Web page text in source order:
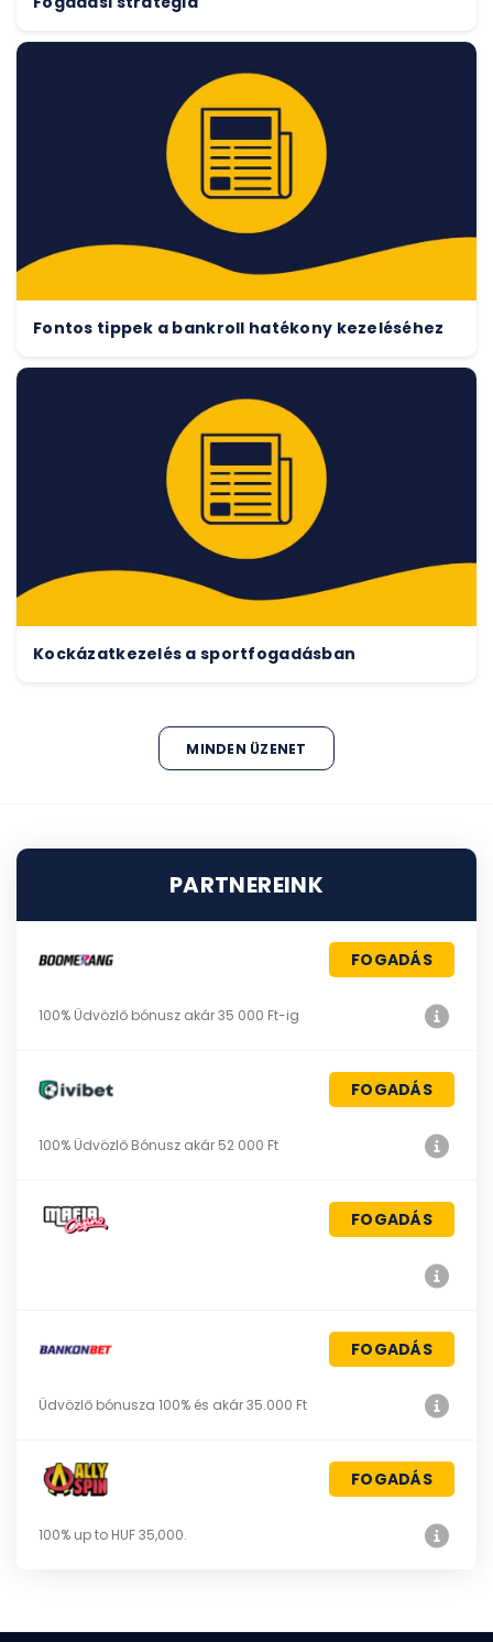
Fontos tippek a bankroll hatékony kezeléséhez
Kockázatkezelés a sportfogadásban
MINDEN ÜZENET
PARTNEREINK
FOGADÁS
100% Üdvözlő bónusz akár 35 000 Ft-ig
FOGADÁS
100% Üdvözlő Bónusz akár 52 000 Ft
FOGADÁS
FOGADÁS
Üdvözlő bónusza 100% és akár 35.000 Ft
FOGADÁS
100% up to HUF 35,000.